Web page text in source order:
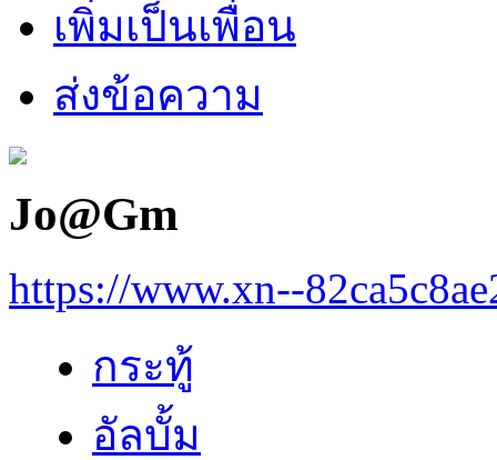
เพิ่มเป็นเพื่อน
ส่งข้อความ
Jo@Gm
https://www.xn--
กระทู้
อัลบั้ม